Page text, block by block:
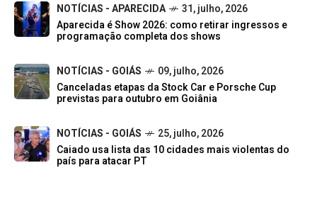
NOTÍCIAS - APARECIDA
31, julho, 2026
Aparecida é Show 2026: como retirar ingressos e
programação completa dos shows
NOTÍCIAS - GOIÁS
09, julho, 2026
Canceladas etapas da Stock Car e Porsche Cup
previstas para outubro em Goiânia
NOTÍCIAS - GOIÁS
25, julho, 2026
Caiado usa lista das 10 cidades mais violentas do
país para atacar PT